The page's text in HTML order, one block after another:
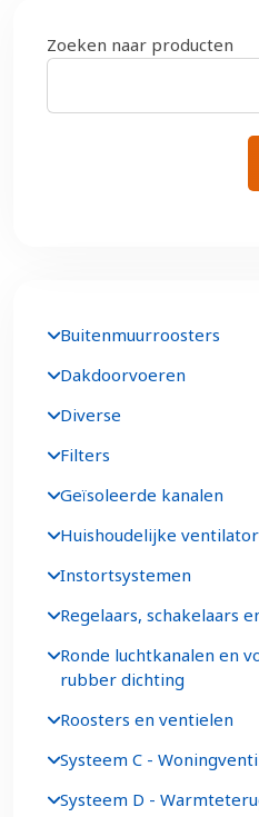
Zoeken naar producten
Buitenmuurroosters
Dakdoorvoeren
Diverse
Filters
Geïsoleerde kanalen
Huishoudelijke
Instortsystemen
Regelaars, schakelaars
Ronde luchtkanalen en
rubber dichting
Roosters en ventielen
Systeem C -
Systeem D -